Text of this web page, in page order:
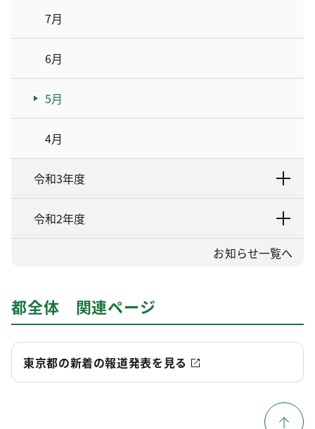
7月
6月
5月
4月
令和3年度
令和2年度
お知らせ一覧へ
都全体 関連ページ
東京都の新着の報道発表を見る